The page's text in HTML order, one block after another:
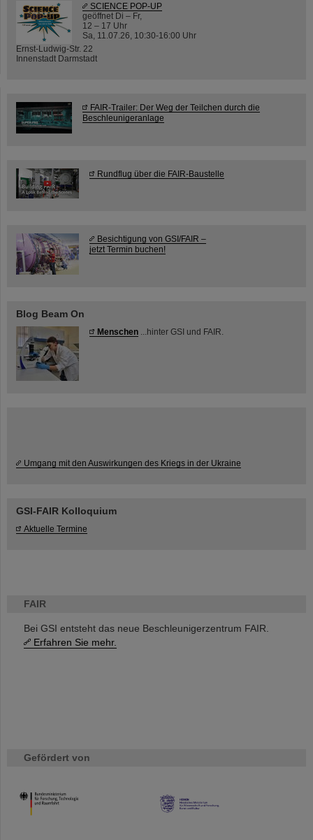
FAIR
Bei GSI entsteht das neue Beschleunigerzentrum FAIR.
Erfahren Sie mehr.
Gefördert von
HMWK
SCIENCE POP-UP
geöffnet Di – Fr,
12 – 17 Uhr
Sa, 11.07.26, 10:30-16:00 Uhr
Ernst-Ludwig-Str. 22
Innenstadt Darmstadt
FAIR-Trailer: Der Weg der Teilchen durch die
Beschleunigeranlage
Rundflug über die FAIR-Baustelle
Besichtigung von GSI/FAIR –
jetzt Termin buchen!
Blog Beam On
Menschen ...hinter GSI und FAIR.
Umgang mit den Auswirkungen des Kriegs in der Ukraine
GSI-FAIR Kolloquium
Aktuelle Termine